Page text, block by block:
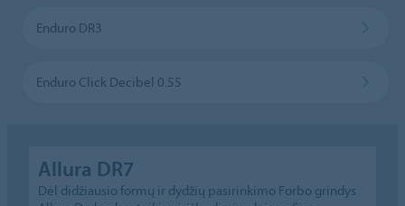
Enduro DR3
Enduro Click Decibel 0.55
Allura DR7
Dėl didžiausio formų ir dydžių pasirinkimo Forbo grindys